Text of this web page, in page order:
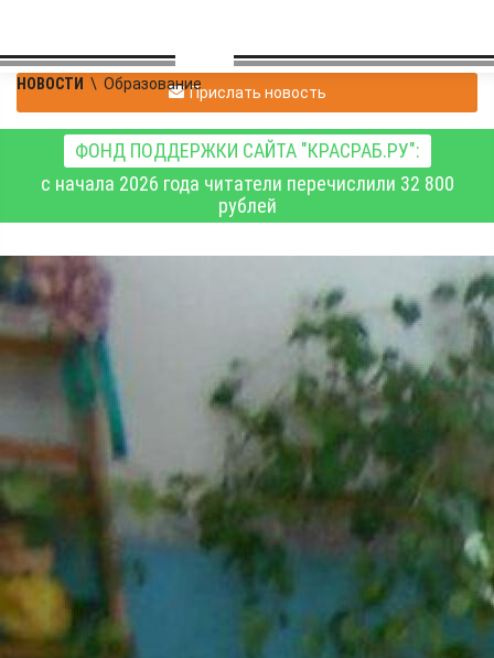
НОВОСТИ \ ОбразованиеПрислать новость
ФОНД ПОДДЕРЖКИ САЙТА "КРАСРАБ.РУ":
с начала 2026 года читатели перечислили 32 800
рублей
Уроки труда
возвращаются в школу
Образование
27.12.2023 09:1631465